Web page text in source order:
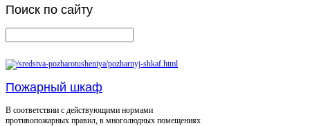
Поиск по сайту
Пожарный шкаф
В соответствии с действующими нормами
противопожарных правил, в многолюдных помещениях